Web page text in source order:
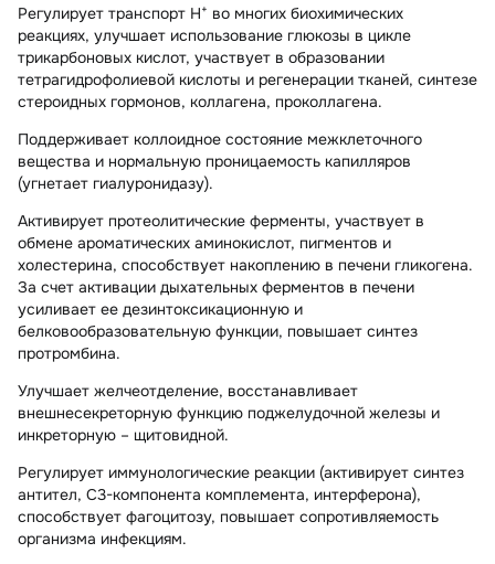
Регулирует транспорт Н+ во многих биохимических
реакциях, улучшает использование глюкозы в цикле
трикарбоновых кислот, участвует в образовании
тетрагидрофолиевой кислоты и регенерации тканей, синтезе
стероидных гормонов, коллагена, проколлагена.
Поддерживает коллоидное состояние межклеточного
вещества и нормальную проницаемость капилляров
(угнетает гиалуронидазу).
Активирует протеолитические ферменты, участвует в
обмене ароматических аминокислот, пигментов и
холестерина, способствует накоплению в печени гликогена.
За счет активации дыхательных ферментов в печени
усиливает ее дезинтоксикационную и
белковообразовательную функции, повышает синтез
протромбина.
Улучшает желчеотделение, восстанавливает
внешнесекреторную функцию поджелудочной железы и
инкреторную – щитовидной.
Регулирует иммунологические реакции (активирует синтез
антител, С3-компонента комплемента, интерферона),
способствует фагоцитозу, повышает сопротивляемость
организма инфекциям.